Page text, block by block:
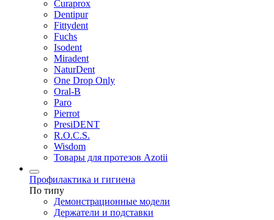
Curaprox
Dentipur
Fittydent
Fuchs
Isodent
Miradent
NaturDent
One Drop Only
Oral-B
Paro
Pierrot
PresiDENT
R.O.C.S.
Wisdom
Товары для протезов Azotii
Профилактика и гигиена
По типу
Демонстрационные модели
Держатели и подставки